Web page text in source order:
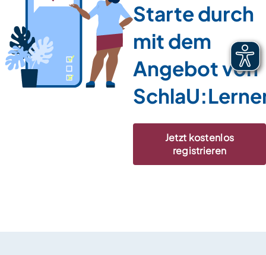
Starte durch
mit dem
Angebot von
Jetzt kostenlos
registrieren